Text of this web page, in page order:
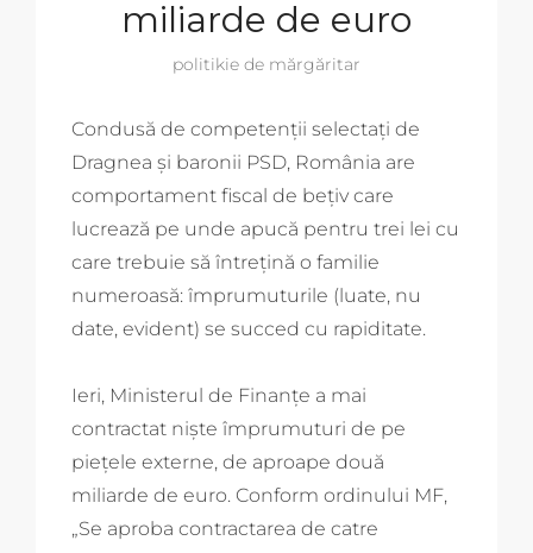
miliarde de euro
politikie de mărgăritar
Condusă de competenții selectați de
Dragnea și baronii PSD, România are
comportament fiscal de bețiv care
lucrează pe unde apucă pentru trei lei cu
care trebuie să întrețină o familie
numeroasă: împrumuturile (luate, nu
date, evident) se succed cu rapiditate.
Ieri, Ministerul de Finanțe a mai
contractat niște împrumuturi de pe
piețele externe, de aproape două
miliarde de euro. Conform ordinului MF,
„Se aproba contractarea de catre